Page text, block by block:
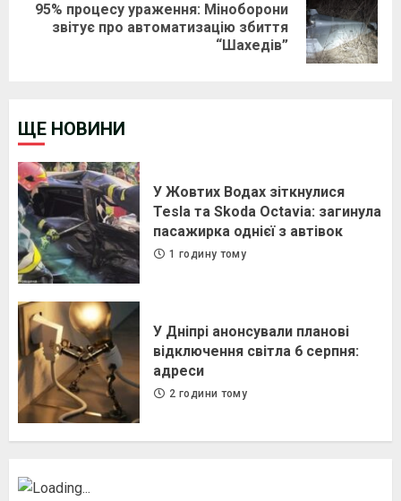
Next
95% процесу ураження: Міноборони
звітує про автоматизацію збиття
“Шахедів”
ЩЕ НОВИНИ
У Жовтих Водах зіткнулися
Tesla та Skoda Octavia: загинула
пасажирка однієї з автівок
1 годину тому
У Дніпрі анонсували планові
відключення світла 6 серпня:
адреси
2 години тому